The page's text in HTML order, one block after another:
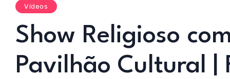
Vídeos
Show Religioso
Pavilhão Cultural |